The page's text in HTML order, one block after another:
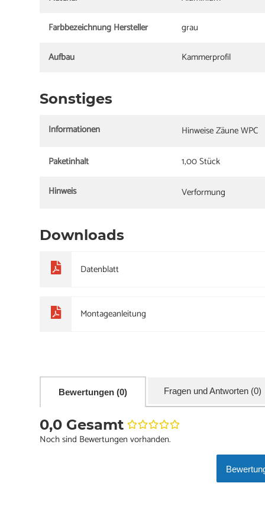
Farbbezeichnung Hersteller
grau
Aufbau
Kammerprofil
Sonstiges
Informationen Hinweise Zäune WPC
Paketinhalt
1,00 Stück
Hinweis
Verformung
Downloads
Datenblatt
Montageanleitung
Bewertungen (0) Fragen und Antworten (0)
0,0 Gesamt
Noch sind Bewertungen vorhanden.